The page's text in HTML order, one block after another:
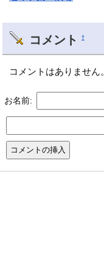
コメント †
コメントはありませ
お名前: